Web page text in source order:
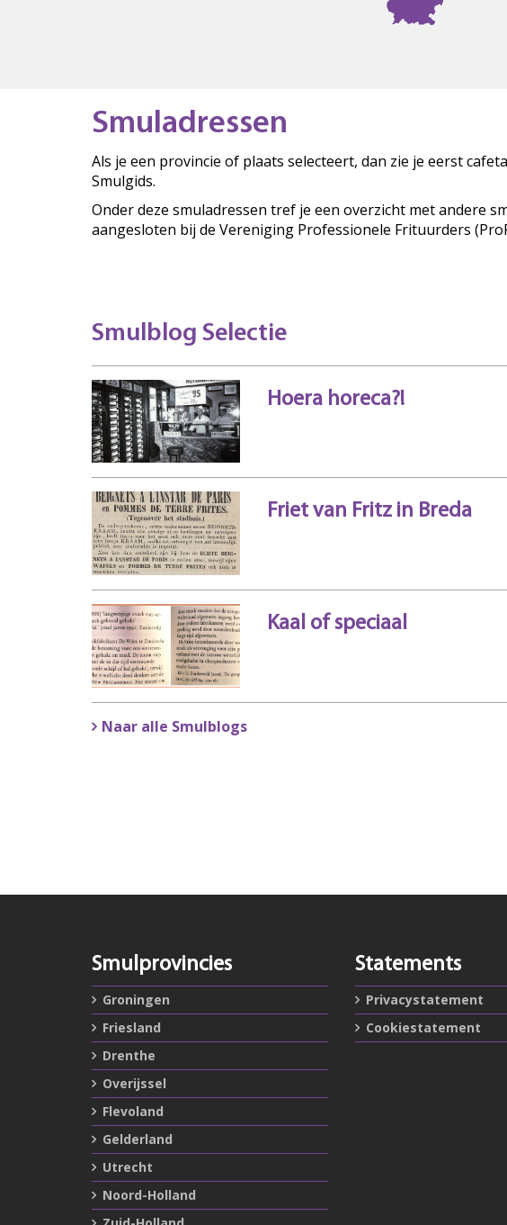
Smuladressen
Als je een provincie of plaats selecteert, dan zie je eerst
Smulgids.
Onder deze smuladressen tref je een overzicht met andere
aangesloten bij de Vereniging Professionele Frituurders
Smulblog Selectie
Hoera horeca?!
Friet van Fritz in Breda
Kaal of speciaal
Naar alle Smulblogs
Smulprovincies
Groningen
Friesland
Drenthe
Overijssel
Flevoland
Gelderland
Utrecht
Noord-Holland
Statements
Privacystatement
Cookiestatement